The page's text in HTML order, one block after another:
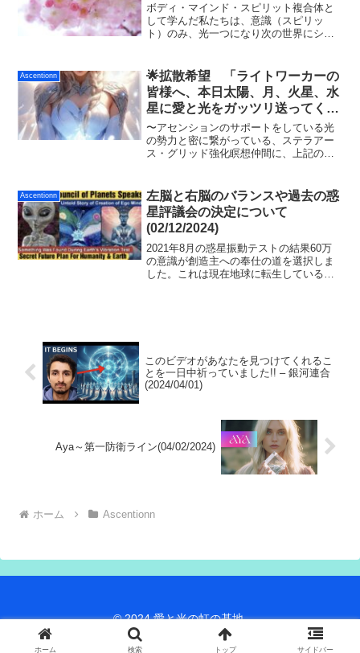
ボディ・マインド・スピリット複合体と
して学んだ私たちは、意識（スピリッ
ト）のみ、光一つになり次の世界にシフ
い世界で、周波数に応じた形態で目覚め
進化の旅を続けます。
Ascentionn
🌟拡散希望 「ライトワーカーの
皆様へ、本日太陽、月、火星、水
星に愛と光をガッツリ送ってくだ
さい✨ (02/24/2024)
〜アセンションのサポートをしている光
の勢力と密に繋がっている、ステラアー
ス・グリッド強化瞑想仲間に、上記の天
た〜〜愛と光を送る方法：（15分程度）
静かに座るか横になり、深...
Ascentionn
左脳と右脳のバランスや過去の惑
星評議会の決定について
(02/12/2024)
2021年8月の惑星振動テストの結果60万
の意識が創造主への奉仕の道を選択しま
した。これは現在地球に転生しているワ
このビデオがあなたを見つけてくれるこ
とを一日中祈っていました!! – 銀河連合
(2024/04/01)
Aya～第一防衛ライン(04/02/2024)
ホーム Ascentionn
© 2024 愛と光の虹の基地.
ホーム 検索 トップ サイドバー